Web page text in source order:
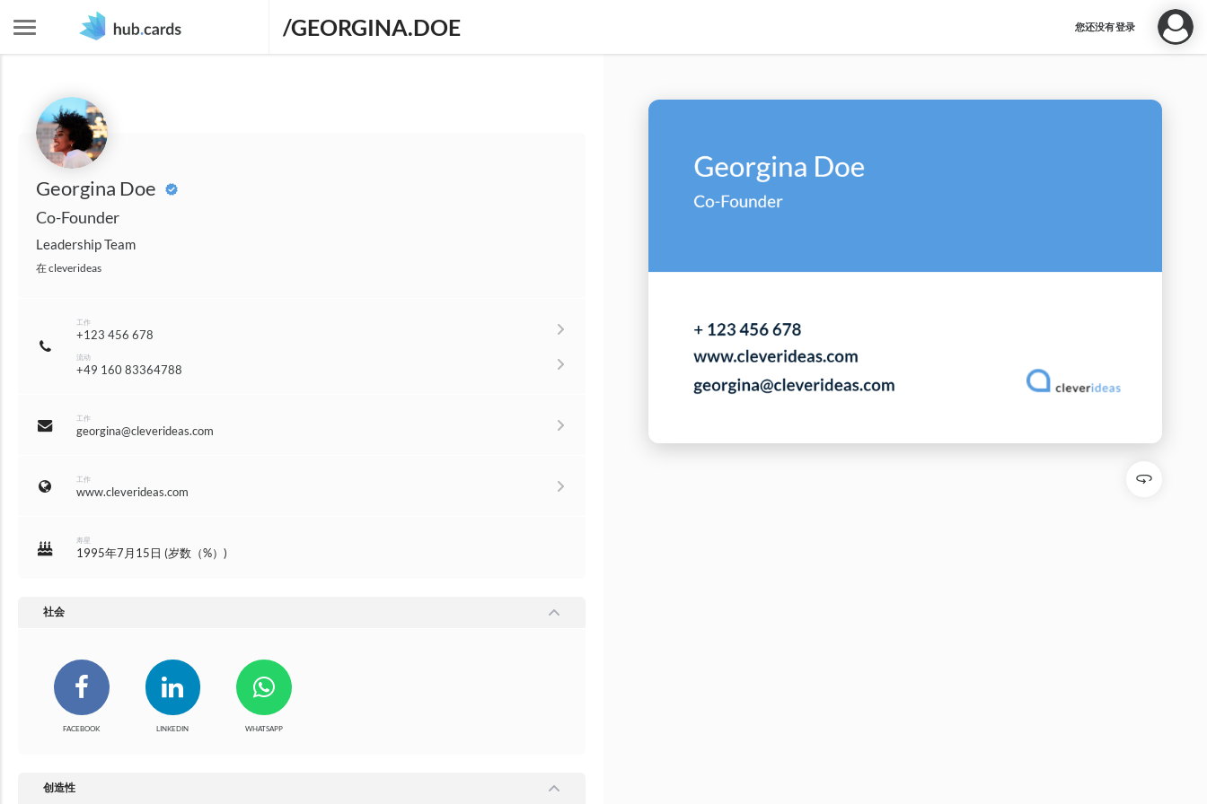
/GEORGINA.DOE 您还没有登录
Georgina Doe
Co-Founder
Leadership Team
在cleverideas
工作
+123 456 678
流动
+49 160 83364788
工作
georgina@cleverideas.com
工作
www.cleverideas.com
寿星
1995年7月15日 (岁数（%） )
社会
FACEBOOK LINKEDIN WHATSAPP
创造性